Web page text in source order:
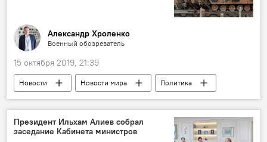
Александр Хроленко
Военный обозреватель
15 октября 2019, 21:39
Новости Новости мира
Политика
ЖИЗНЬ
Колумнисты
АНАЛИТИКА
Сирия
Реджеп Тайип Эрдоган
Турция
Президент Ильхам Алиев собрал
заседание Кабинета министров